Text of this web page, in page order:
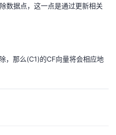
数据点，这一点是通过更新相关
，那么(C1)的CF向量将会相应地